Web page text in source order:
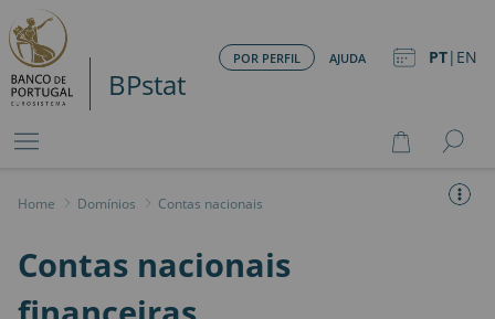
BPstat
PT| EN
POR PERFIL AJUDA
Home > Domínios > Contas nacionais
Contas nacionais